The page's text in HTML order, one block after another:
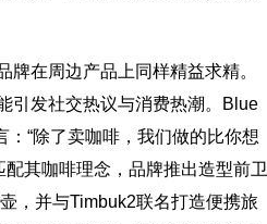
牌在周边产品上同样精益求精。
引发社交热议与消费热潮。Blue
：“除了卖咖啡，我们做的比你想
配其咖啡理念，品牌推出造型前卫
，并与Timbuk2联名打造便携旅